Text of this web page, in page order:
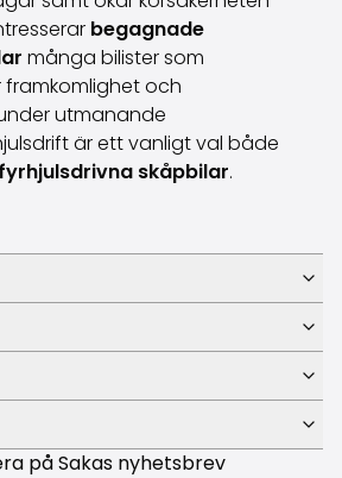
begagnade
många bilister som
och
utmanande
är ett vanligt val både
fyrhjulsdrivna skåpbilar.
på Sakas nyhetsbrev